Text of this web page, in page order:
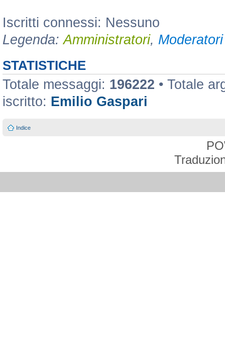
Iscritti connessi: Nessuno
Legenda:Amministratori,
STATISTICHE
Totale messaggi: 196222 • Totale
iscritto: Emilio Gaspari
Indice